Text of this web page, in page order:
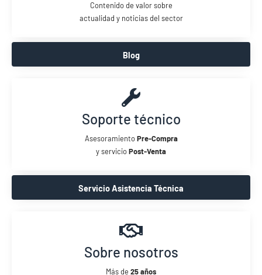
Contenido de valor sobre
actualidad y noticias del sector
Blog
Soporte técnico
AsesoramientoPre-Compra
y servicioPost-Venta
Servicio Asistencia Técnica
Sobre nosotros
Más de 25 años